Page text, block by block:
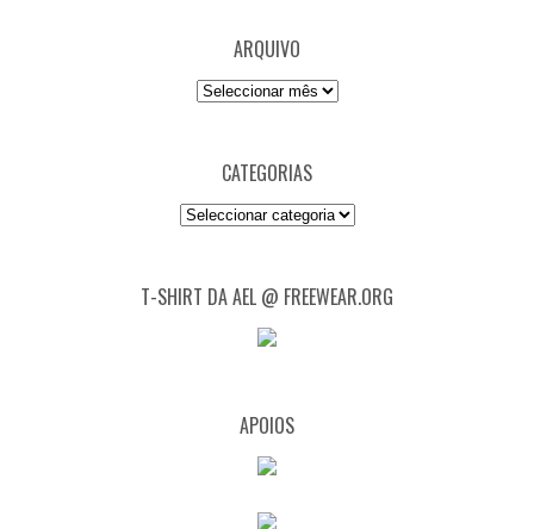
ARQUIVO
Arquivo
CATEGORIAS
Categorias
T-SHIRT DA AEL @ FREEWEAR.ORG
APOIOS